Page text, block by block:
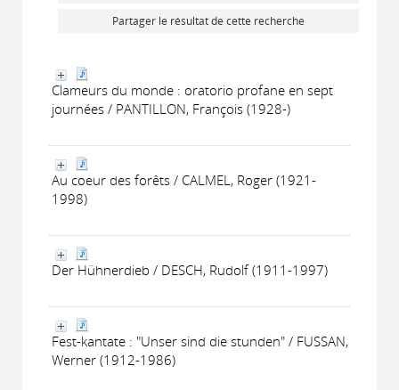
Partager le résultat de cette recherche
Clameurs du monde : oratorio profane en sept
journées / PANTILLON, François (1928-)
Au coeur des forêts / CALMEL, Roger (1921-
1998)
Der Hühnerdieb / DESCH, Rudolf (1911-1997)
Fest-kantate : "Unser sind die stunden" / FUSSAN,
Werner (1912-1986)